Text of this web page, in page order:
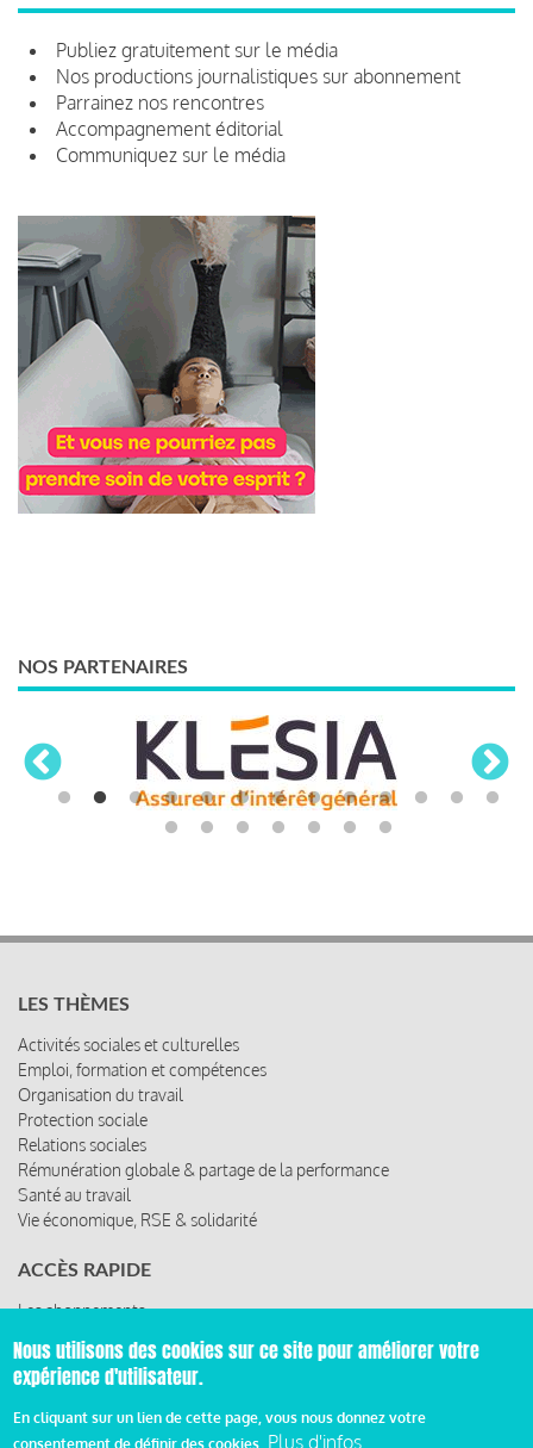
Publiez gratuitement sur le média
Nos productions journalistiques sur abonnement
Parrainez nos rencontres
Accompagnement éditorial
Communiquez sur le média
NOS PARTENAIRES
LES THÈMES
Activités sociales et culturelles
Emploi, formation et compétences
Organisation du travail
Protection sociale
Relations sociales
Rémunération globale & partage de la performance
Santé au travail
Vie économique, RSE & solidarité
ACCÈS RAPIDE
Les abonnements
Les ressources
Nous utilisons des cookies sur ce site pour améliorer votre
expérience d'utilisateur.
En cliquant sur un lien de cette page, vous nous donnez votre
consentement de définir des cookies. Plus d'infos